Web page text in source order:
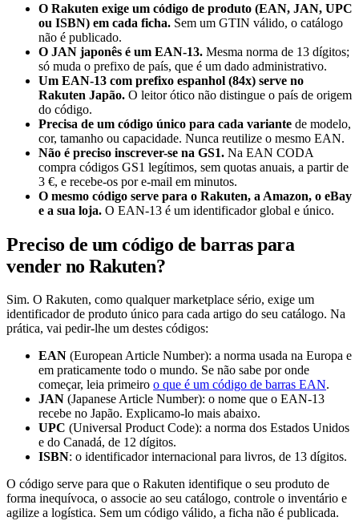
O Rakuten exige um código de produto (EAN, JAN, UPC
ou ISBN) em cada ficha. Sem um GTIN válido, o catálogo
não é publicado.
O JAN japonês é um EAN-13. Mesma norma de 13 dígitos;
só muda o prefixo de país, que é um dado administrativo.
Um EAN-13 com prefixo espanhol (84x) serve no
Rakuten Japão. O leitor ótico não distingue o país de origem
do código.
Precisa de um código único para cada variante de modelo,
cor, tamanho ou capacidade. Nunca reutilize o mesmo EAN.
Não é preciso inscrever-se na GS1. Na EAN CODA
compra códigos GS1 legítimos, sem quotas anuais, a partir de
3 €, e recebe-os por e-mail em minutos.
O mesmo código serve para o Rakuten, a Amazon, o eBay
e a sua loja. O EAN-13 é um identificador global e único.
Preciso de um código de barras para
vender no Rakuten?
Sim. O Rakuten, como qualquer marketplace sério, exige um
identificador de produto único para cada artigo do seu catálogo. Na
prática, vai pedir-lhe um destes códigos:
EAN (European Article Number): a norma usada na Europa e
em praticamente todo o mundo. Se não sabe por onde
começar, leia primeiro o que é um código de barras EAN.
JAN (Japanese Article Number): o nome que o EAN-13
recebe no Japão. Explicamo-lo mais abaixo.
UPC (Universal Product Code): a norma dos Estados Unidos
e do Canadá, de 12 dígitos.
ISBN: o identificador internacional para livros, de 13 dígitos.
O código serve para que o Rakuten identifique o seu produto de
forma inequívoca, o associe ao seu catálogo, controle o inventário e
agilize a logística. Sem um código válido, a ficha não é publicada.